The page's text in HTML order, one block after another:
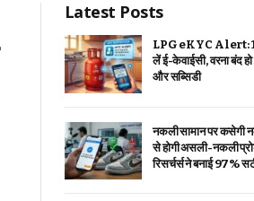
Latest Posts
LPG eKYC Alert:
लें ई-केवाईसी, वरना बंद
और सब्सिडी
नकली सामान पर कसेगी
से होगी असली-नकली
रिसर्चर्स ने बनाई 97%